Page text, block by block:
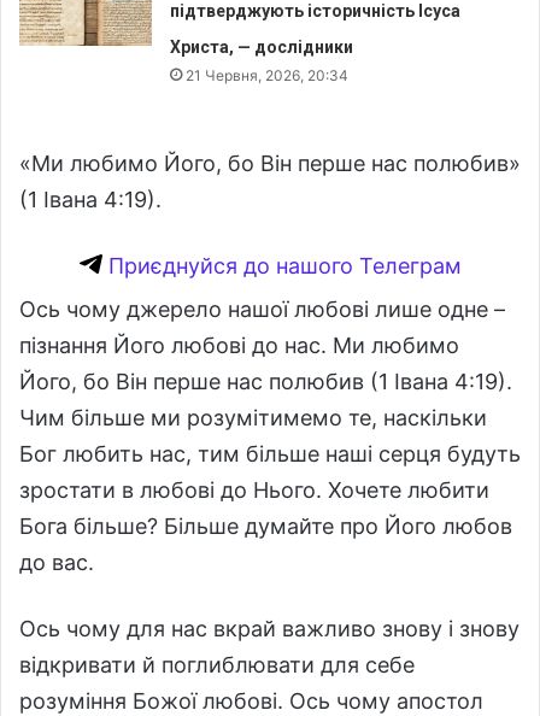
підтверджують історичність Ісуса
Христа, — дослідники
21 Червня, 2026, 20:34
«Ми любимо Його, бо Він перше нас полюбив»
(1 Івана 4:19).
Приєднуйся до нашого Телеграм
Ось чому джерело нашої любові лише одне –
пізнання Його любові до нас. Ми любимо
Його, бо Він перше нас полюбив (1 Івана 4:19).
Чим більше ми розумітимемо те, наскільки
Бог любить нас, тим більше наші серця будуть
зростати в любові до Нього. Хочете любити
Бога більше? Більше думайте про Його любов
до вас.
Ось чому для нас вкрай важливо знову і знову
відкривати й поглиблювати для себе
розуміння Божої любові. Ось чому апостол